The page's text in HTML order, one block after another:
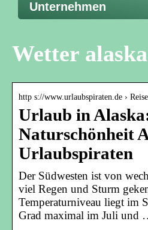
Unternehmen
Wetter
http s://www.urlaubspiraten.de ›
Urlaub in
Naturschönheit
Urlaubspiraten
Der Südwesten ist von
viel Regen und Sturm
Temperaturniveau liegt im
Grad maximal im Juli und